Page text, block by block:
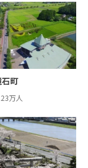
町
万人